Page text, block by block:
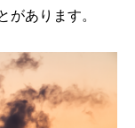
あります。